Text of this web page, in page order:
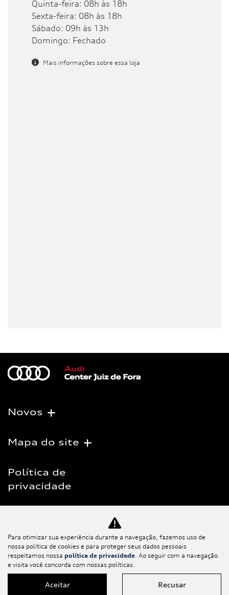
Quinta-feira: 08h às 18h
Sexta-feira: 08h às 18h
Sábado: 09h às 13h
Domingo: Fechado
Mais informações sobre essa loja
Novos
Mapa do site
Política de
privacidade
Salvacar Comercio de Veiculos LTDA
CNPJ: 10.476.080/0001-00
Para otimizar sua experiência durante a navegação, fazemos uso de
nossa política de cookies e para proteger seus dados pessoais
respeitamos nossa política de privacidade. Ao seguir com a navegação
e visita você concorda com nossas políticas.
Aceitar Recusar